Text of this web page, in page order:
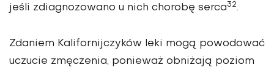
jeśli zdiagnozowano u nich chorobę serca32.
Zdaniem Kalifornijczyków leki mogą powodować
uczucie zmęczenia, ponieważ obniżają poziom